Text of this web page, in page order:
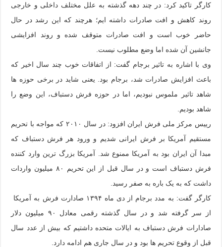
کارگر تاکید کرد: در چند دهه گذشته به علل مختلف داخلی و خارجی
روند کاهش و افت صادرات داشته ایم؛ هرچند که این رشد در حال
حاضر خوب است و افت صادرات متوقف شده و روند افزایشی
جانشین آن شده اما وضع مطلوب نیست.
وی با اشاره به تاثیر برجام گفت: از اتفاقات خوب چند سال اخیر که
باعث افزایش صادرات شد، برجام بود. یعنی شاید در برخی حوزه ها
شاهد تاثیر ملموس نبودیم، اما در حوزه فرش دستباف، این وضع را
شاهد بودیم.
رییس مرکز ملی فرش ایران افزود: در سال ۲۰۱۰ که مواجه با تحریم
مستقیم آمریکا بر فرش ایرانی شدیم و ورود هر فرش دستباف که
مبدا آن ایران بود به آمریکا ممنوع شد. آمریکا بزرگ ترین وارد کننده
فرش دستباف است و در سال قبل از این تحریم ۸۰ میلیون واردات
داشت که به یک باره به صفر رسید.
کارگر گفت: به مدد برجام از دی ماه ۱۳۹۴ صادارت فرش به آمریکا
از سر گرفته شد و در سال گذشته رقمی معادل ۹۰ میلیون دلار
صادارات فرش دستباف به ایالات متحده داشتیم که بیش از عدد سال
قبل از وقوع تحریم ها بود و در سال جاری هم ادامه دارد.